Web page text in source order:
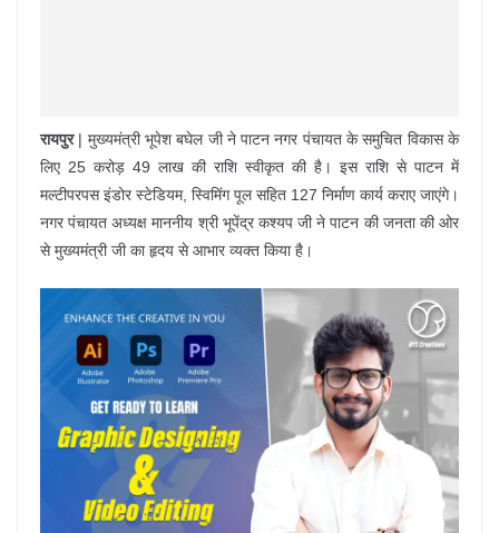
रायपुर| मुख्यमंत्री भूपेश बघेल जी ने पाटन नगर पंचायत के समुचित विकास के
लिए 25 करोड़ 49 लाख की राशि स्वीकृत की है। इस राशि से पाटन में
मल्टीपरपस इंडोर स्टेडियम, स्विमिंग पूल सहित 127 निर्माण कार्य कराए जाएंगे।
नगर पंचायत अध्यक्ष माननीय श्री भूपेंद्र कश्यप जी ने पाटन की जनता की ओर
से मुख्यमंत्री जी का हृदय से आभार व्यक्त किया है।